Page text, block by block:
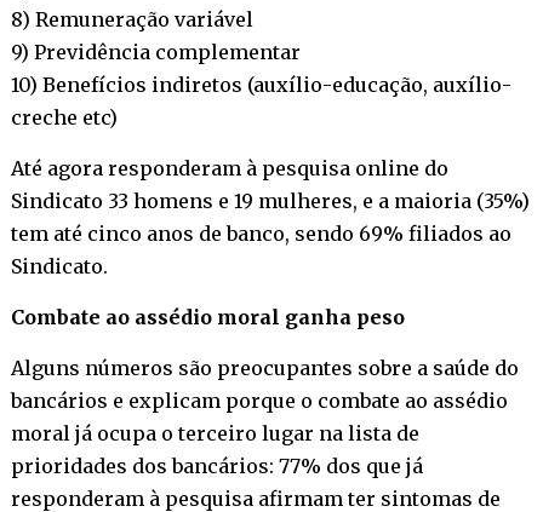
8) Remuneração variável
9) Previdência complementar
10) Benefícios indiretos (auxílio-educação, auxílio-
creche etc)
Até agora responderam à pesquisa online do
Sindicato 33 homens e 19 mulheres, e a maioria (35%)
tem até cinco anos de banco, sendo 69% filiados ao
Sindicato.
Combate ao assédio moral ganha peso
Alguns números são preocupantes sobre a saúde do
bancários e explicam porque o combate ao assédio
moral já ocupa o terceiro lugar na lista de
prioridades dos bancários: 77% dos que já
responderam à pesquisa afirmam ter sintomas de